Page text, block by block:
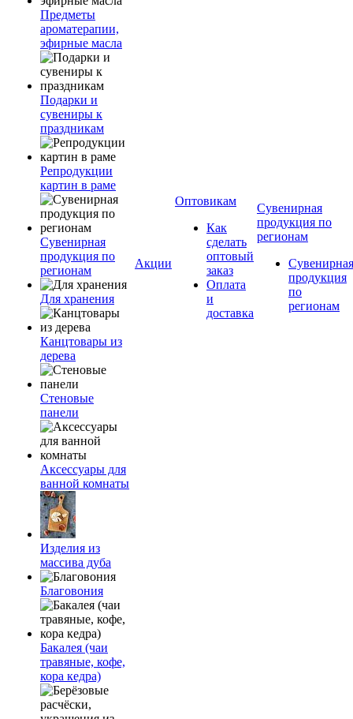
Предметы
ароматерапии,
эфирные масла
Подарки и
сувениры к
праздникам
Репродукции
картин в раме
Сувенирная
продукция по
регионам
Для хранения
Канцтовары из
дерева
Стеновые
панели
Аксессуары для
ванной комнаты
Изделия из
массива дуба
Благовония
Бакалея (чаи
травяные, кофе,
кора кедра)
Акции
Оптовикам
Как
сделать
оптовый
заказ
Оплата
и
доставка
Сувенирная
продукция по
регионам
Сувенирная
продукция
по
регионам